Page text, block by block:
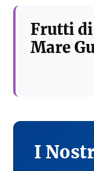
Frutti di
Mare
I